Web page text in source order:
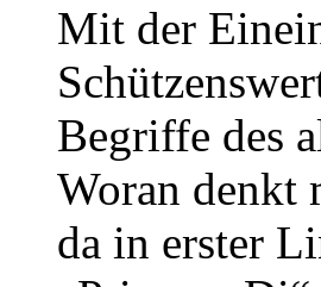
Mit der
Begriffe des
Woran denkt
da in erster